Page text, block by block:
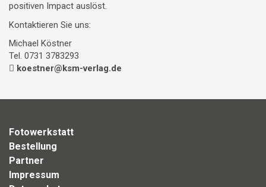
positiven Impact auslöst.
Kontaktieren Sie uns:
Michael Köstner
Tel. 0731 3783293
koestner@ksm-verlag.de
Fotowerkstatt
Bestellung
Partner
Impressum